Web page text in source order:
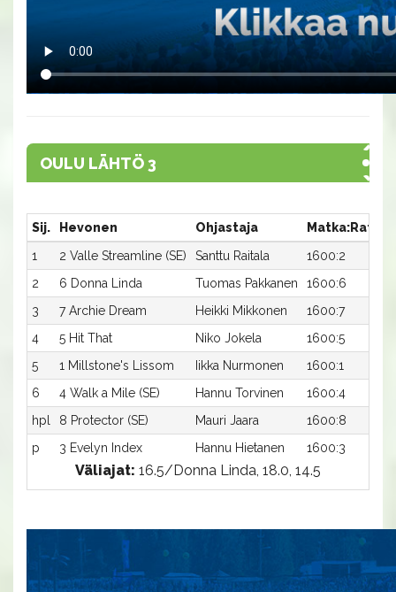
OULU LÄHTÖ 3
Sij. Hevonen Ohjastaja Matka:Rata
1
2 Valle Streamline (SE) Santtu Raitala 1600:2
2
6 Donna Linda Tuomas Pakkanen 1600:6
3
7 Archie Dream Heikki Mikkonen 1600:7
4
5 Hit That Niko Jokela 1600:5
5
1 Millstone's Lissom Iikka Nurmonen 1600:1
6
4 Walk a Mile (SE) Hannu Torvinen 1600:4
hpl
8 Protector (SE) Mauri Jaara 1600:8
p
3 Evelyn Index Hannu Hietanen 1600:3
Väliajat: 16.5/Donna Linda, 18.0, 14.5